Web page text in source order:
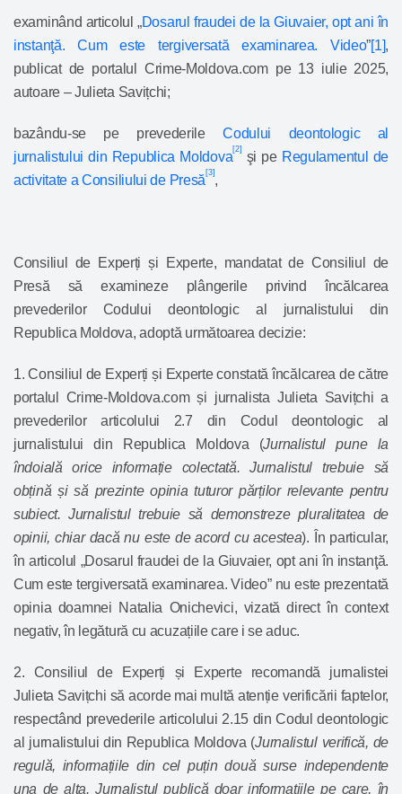
examinând articolul „Dosarul fraudei de la Giuvaier, opt ani în
instanţă. Cum este tergiversată examinarea. Video”[1],
publicat de portalul Crime-Moldova.com pe 13 iulie 2025,
autoare – Julieta Savițchi;
bazându-se pe prevederileCodului deontologic al
jurnalistului din Republica Moldova[2] şi pe Regulamentul de
activitate a Consiliului de Presă[3] ,
Consiliul de Experți și Experte, mandatat de Consiliul de
Presă să examineze plângerile privind încălcarea
prevederilor Codului deontologic al jurnalistului din
Republica Moldova, adoptă următoarea decizie:
1. Consiliul de Experți și Experte constată încălcarea de către
portalul Crime-Moldova.com și jurnalista Julieta Savițchi a
prevederilorarticolului 2.7 din Codul deontologic al
jurnalistului din Republica Moldova (Jurnalistul pune la
îndoială orice informație colectată. Jurnalistul trebuie să
obțină și să prezinte opinia tuturor părților relevante pentru
subiect. Jurnalistul trebuie să demonstreze pluralitatea de
opinii, chiar dacă nu este de acord cu acestea). În particular,
în articolul „Dosarul fraudei de la Giuvaier, opt ani în instanţă.
Cum este tergiversată examinarea. Video” nu este prezentată
opinia doamnei Natalia Onichevici, vizată direct în context
negativ, în legătură cu acuzațiile care i se aduc.
2. Consiliul de Experți și Experte recomandă jurnalistei
Julieta Savițchi să acorde mai multă atenție verificării faptelor,
respectând prevederile articolului 2.15din Codul deontologic
al jurnalistului din Republica Moldova (Jurnalistul verifică, de
regulă, informațiile din cel puțin două surse independente
una de alta. Jurnalistul publică doar informațiile pe care, în